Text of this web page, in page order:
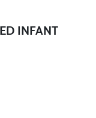
INFANT